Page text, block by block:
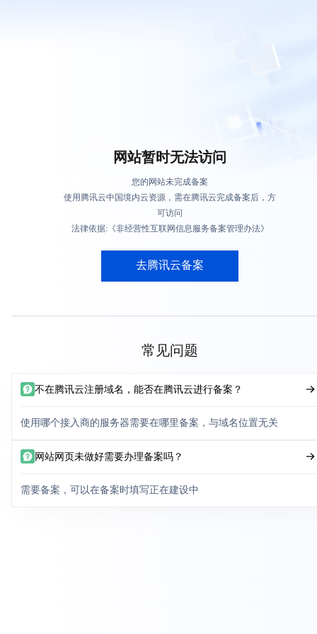
网站暂时无法访问
您的网站未完成备案
使用腾讯云中国境内云资源，需在腾讯云完成备案后，方
可访问
法律依据:《非经营性互联网信息服务备案管理办法》
去腾讯云备案
常见问题
不在腾讯云注册域名，能否在腾讯云进行备案？
使用哪个接入商的服务器需要在哪里备案，与域名位置无关
网站网页未做好需要办理备案吗？
需要备案，可以在备案时填写正在建设中